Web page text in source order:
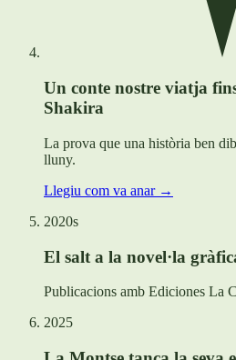
Un conte nostre viatja
Shakira
La prova que una història ben
lluny.
Llegiu com va anar →
2020s
El salt a la novel·la
Publicacions amb Ediciones La
2025